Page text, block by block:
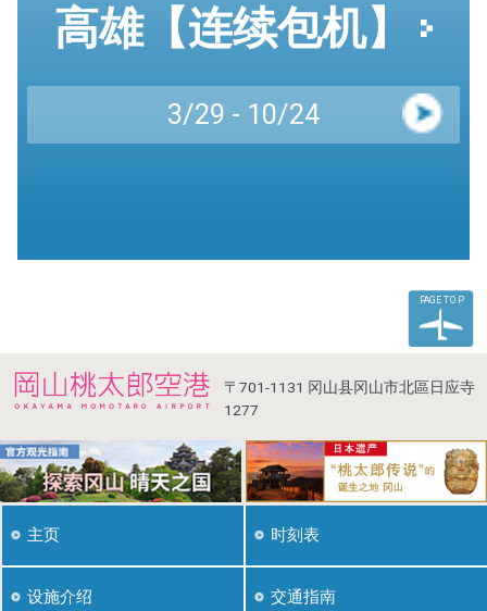
高雄【连续包机】
3/29 - 10/24
PAGE TOP
〒701-1131 冈山县冈山市北區日应寺
1277
主页 时刻表
设施介绍 交通指南